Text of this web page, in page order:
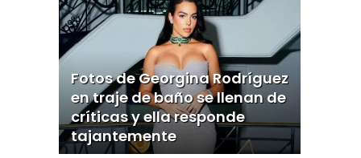
Fotos de Georgina Rodríguez
en traje de baño se llenan de
críticas y ella responde
tajantemente